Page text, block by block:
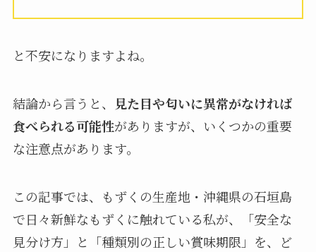
と不安になりますよね。
結論から言うと、
見た目や匂いに異常がなければ
食べられる可能性がありますが、いくつかの重要
な注意点があります。
この記事では、もずくの生産地・沖縄県の石垣島
で日々新鮮なもずくに触れている私が、「安全な
見分け方」と「種類別の正しい賞味期限」を、ど